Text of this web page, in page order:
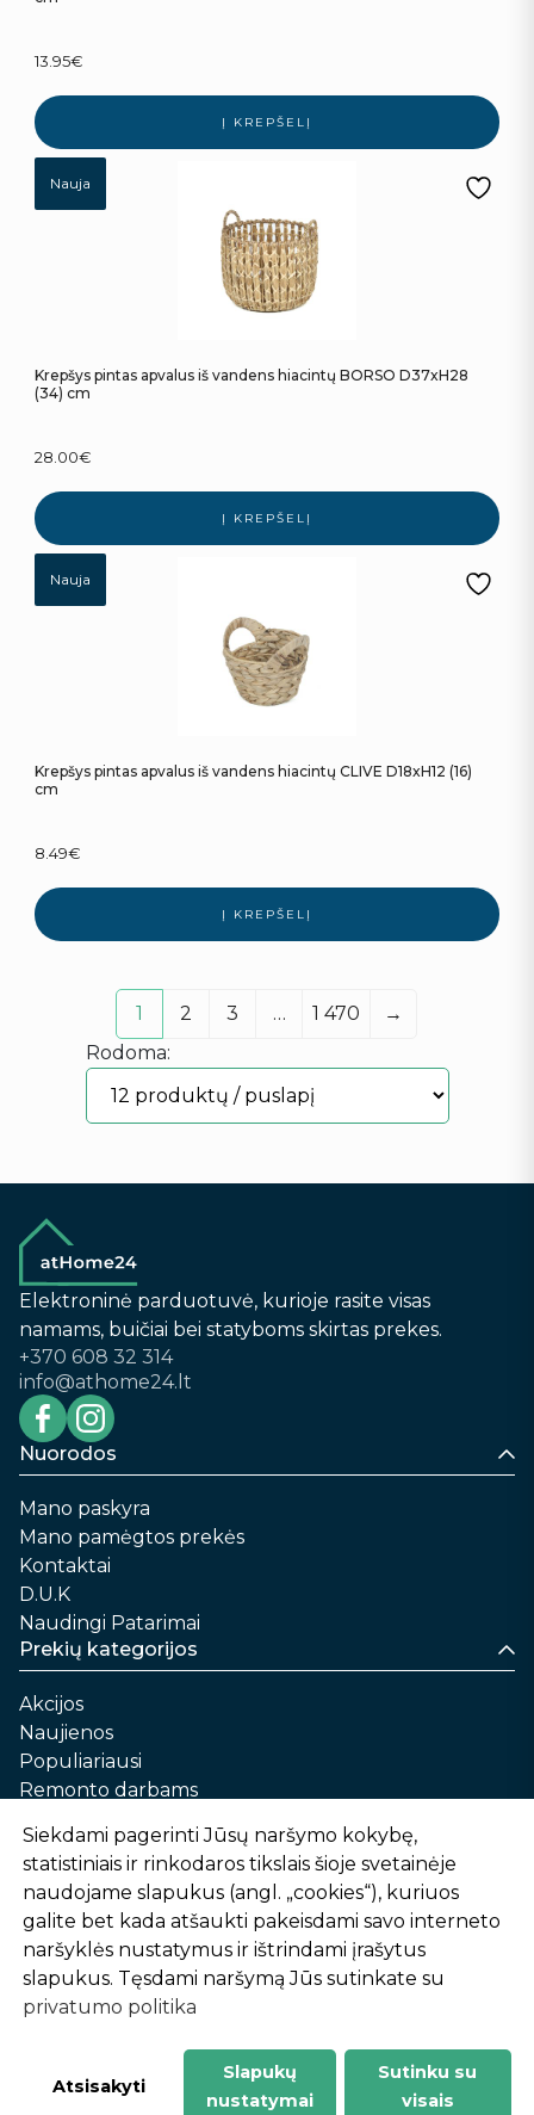
13.95€
Į KREPŠELĮ
Nauja
Krepšys pintas apvalus iš vandens hiacintų BORSO D37xH28
(34) cm
28.00€
Į KREPŠELĮ
Nauja
Krepšys pintas apvalus iš vandens hiacintų CLIVE D18xH12 (16)
cm
8.49€
Į KREPŠELĮ
1 2 3 … 1 470
→
Rodoma:
Elektroninė parduotuvė, kurioje rasite visas
namams, buičiai bei statyboms skirtas prekes.
+370 608 32 314
info@athome24.lt
Nuorodos
Mano paskyra
Mano pamėgtos prekės
Kontaktai
D.U.K
Naudingi Patarimai
Prekių kategorijos
Akcijos
Naujienos
Populiariausi
Remonto darbams
Automobilių priežiūrai
Sodui ir daržui
Informacija
Apie mus
Prekių pirkimo – pardavimo taisyklės
Prekių pristatymas ir atsiėmimas
-
1
2
%
n
u
o
l
a
i
d
Siekdami pagerinti Jūsų naršymo kokybę,
statistiniais ir rinkodaros tikslais šioje svetainėje
naudojame slapukus (angl. „cookies“), kuriuos
galite bet kada atšaukti pakeisdami savo interneto
naršyklės nustatymus ir ištrindami įrašytus
slapukus. Tęsdami naršymą Jūs sutinkate su
privatumo politika
Atsisakyti
Slapukų
nustatymai
Sutinku su
visais